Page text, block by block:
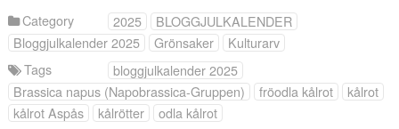
Category 2025
BLOGGJULKALENDER
Bloggjulkalender 2025
Grönsaker
Kulturarv
Tags
bloggjulkalender 2025
Brassica napus (Napobrassica-Gruppen)
fröodla kålrot
kålrot
kålrot Aspås
kålrötter odla kålrot